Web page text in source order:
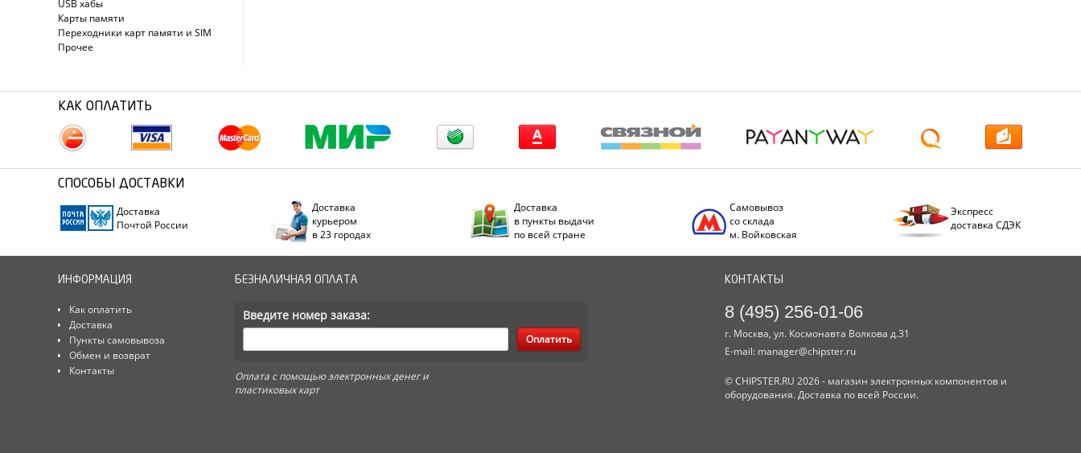
USB хабы
Карты памяти
Переходники карт памяти и SIM
Прочее
КАК ОПЛАТИТЬ
СПОСОБЫ ДОСТАВКИ
Доставка
Почтой России
Доставка
курьером
в 23 городах
Доставка
в пункты выдачи
по всей стране
Самовывоз
со склада
м. Войковская
Экспресс
доставка СДЭК
ИНФОРМАЦИЯ
Как оплатить
Доставка
Пункты самовывоза
Обмен и возврат
Контакты
БЕЗНАЛИЧНАЯ ОПЛАТА
Введите номер заказа:
Оплатить
Оплата с помощью электронных денег и
пластиковых карт
КОНТАКТЫ
8 (495) 256-01-06
г. Москва, ул. Космонавта Волкова д.31
E-mail: manager@chipster.ru
© CHIPSTER.RU 2026 - магазин электронных компонентов и
оборудования. Доставка по всей России.